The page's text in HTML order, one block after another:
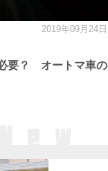
要？ オートマ車の
2019年09月24日